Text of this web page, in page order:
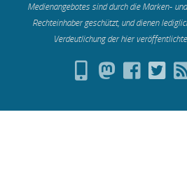
Medienangebotes sind durch die Marken-
Rechteinhaber geschützt, und dienen
Verdeutlichung der hier